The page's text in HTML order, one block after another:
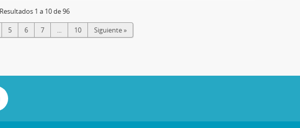
Resultados 1 a 10 de 96
5 6 7 ... 10 Siguiente »